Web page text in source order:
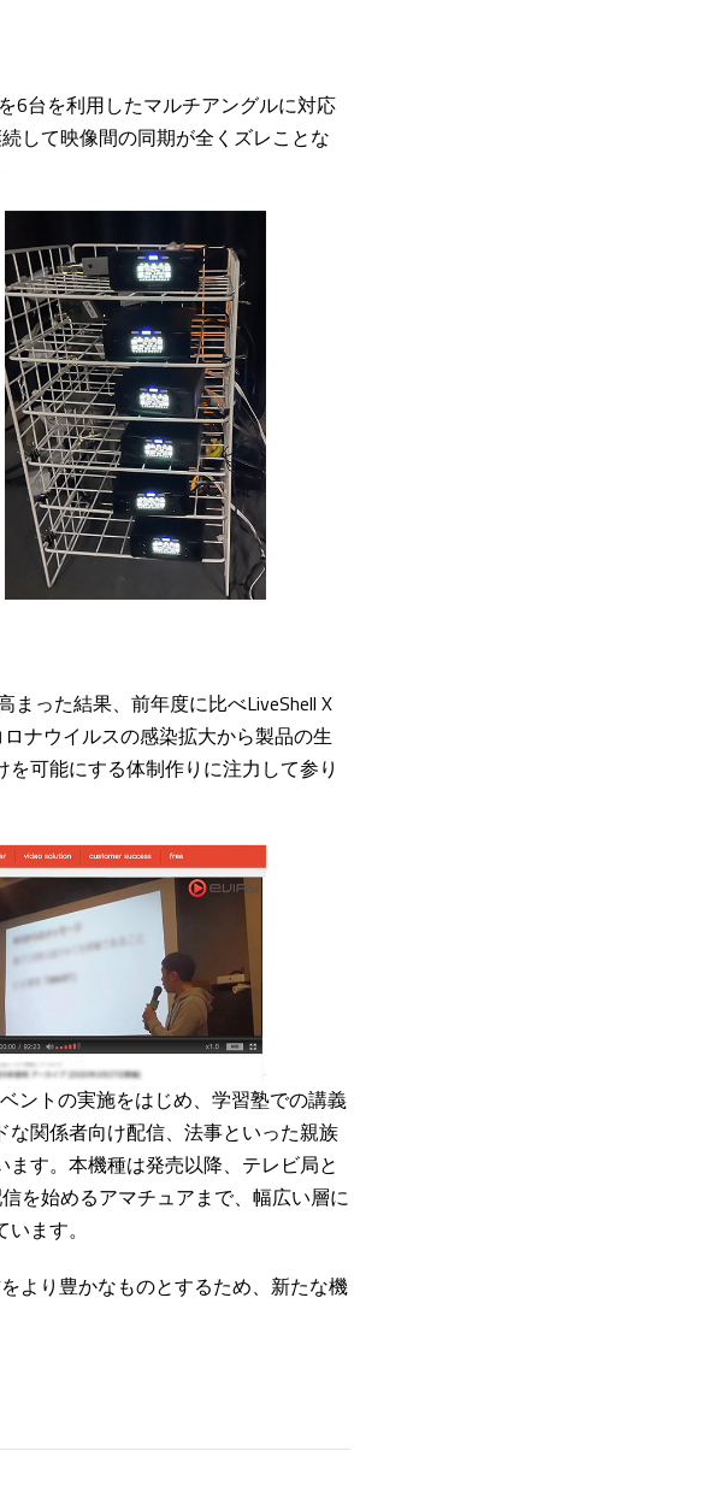
6台を利用したマルチアングルに対応
して映像間の同期が全くズレことな
った結果、前年度に比べLiveShell X
ナウイルスの感染拡大から製品の生
可能にする体制作りに注力して参り
ントの実施をはじめ、学習塾での講義
関係者向け配信、法事といった親族
す。本機種は発売以降、テレビ局と
を始めるアマチュアまで、幅広い層に
ます。
より豊かなものとするため、新たな機